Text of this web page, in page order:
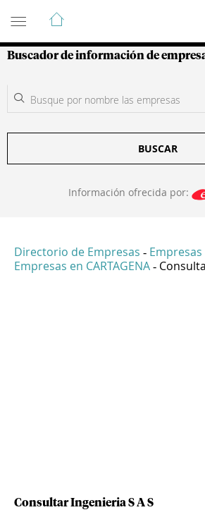
Guía de Empresas
Buscador de información de
BUSCAR
Información ofrecida por:
Directorio de Empresas - Empresas
Empresas en CARTAGENA -
Consultar Ingenieria S A S